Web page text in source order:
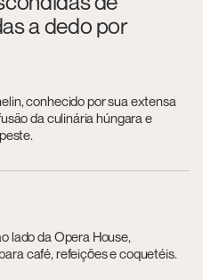
a dedo por
conhecido por sua extensa
da culinária húngara e
lado da Opera House,
café, refeições e coquetéis.